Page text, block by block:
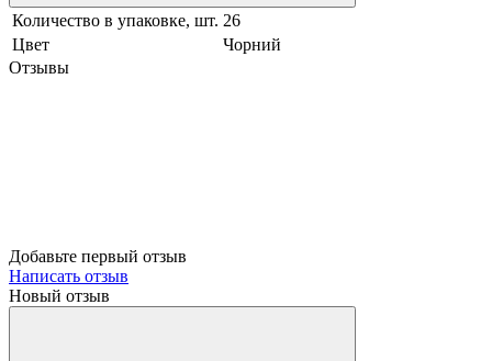
Количество в упаковке, шт. 26
Цвет
Чорний
Отзывы
Добавьте первый отзыв
Написать отзыв
Новый отзыв